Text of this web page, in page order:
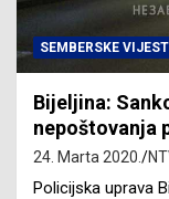
SEMBERSKE
Bijeljina:
nepoštovanja
24. Marta 2020.
Policijska uprava